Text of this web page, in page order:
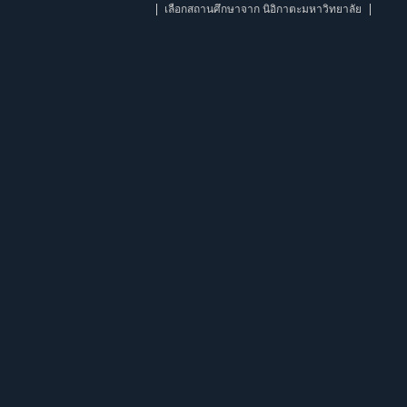
เลือกสถานศึกษาจาก นิอิกาตะมหาวิทยาลัย